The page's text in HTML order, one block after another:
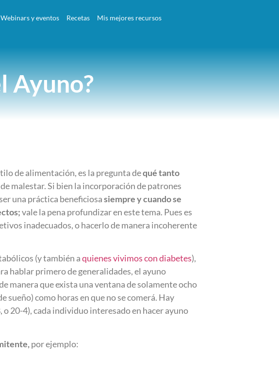
Webinars y eventos Recetas
Mis mejores recursos
Ayuno?
de alimentación, es la pregunta dequé tanto
malestar. Si bien la incorporación de patrones
una práctica beneficiosasiempre y cuando se
vale la pena profundizar en este tema. Pues es
inadecuados, o hacerlo de manera incoherente
(y también aquienes vivimos con diabetes),
hablar primero de generalidades, el ayuno
manera que exista una ventana de solamente ocho
sueño) como horas en que no se comerá. Hay
20-4), cada individuo interesado en hacer ayuno
por ejemplo: